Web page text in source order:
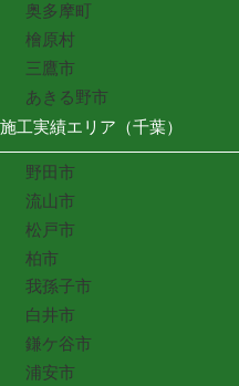
奥多摩町
檜原村
三鷹市
あきる野市
施工実績エリア（千葉）
野田市
流山市
松戸市
柏市
我孫子市
白井市
鎌ケ谷市
浦安市